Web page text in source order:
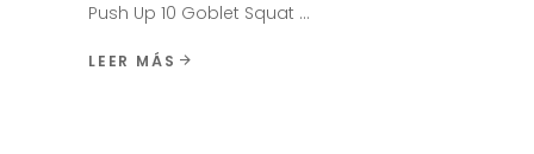
Push Up 10 Goblet Squat
LEER MÁS